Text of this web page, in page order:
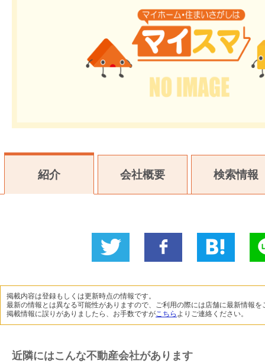
紹介 会社概要 検索情報
に投稿
ね！
掲載内容は登録もしくは更新時点の情報です。
最新の情報とは異なる可能性がありますので、ご利用の際には店舗に最新情報を
掲載情報に誤りがありましたら、お手数ですがこちら よりご連絡ください。
近隣にはこんな不動産会社があります